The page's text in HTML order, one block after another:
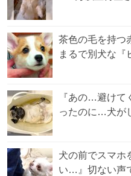
茶色の毛を持
まるで別犬な
『あの…避け
ったのに…犬が
犬の前でスマホ
い…』切ない声